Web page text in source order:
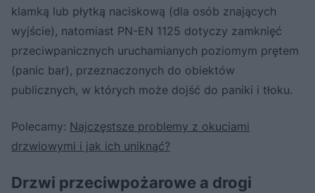
klamką lub płytką naciskową (dla osób znających
wyjście), natomiast PN-EN 1125 dotyczy zamknięć
przeciwpanicznych uruchamianych poziomym prętem
(panic bar), przeznaczonych do obiektów
publicznych, w których może dojść do paniki i tłoku.
Polecamy: Najczęstsze problemy z okuciami
drzwiowymi i jak ich uniknąć?
Drzwi przeciwpożarowe a drogi